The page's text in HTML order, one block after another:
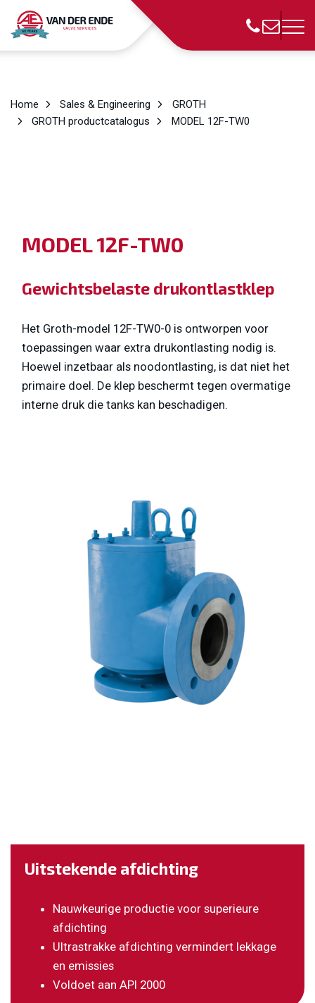
Home Sales & Engineering
GROTH
GROTH productcatalogus
MODEL 12F-TW0
MODEL 12F-TW0
Gewichtsbelaste drukontlastklep
Het Groth-model 12F-TW0-0 is ontworpen voor
toepassingen waar extra drukontlasting nodig is.
Hoewel inzetbaar als noodontlasting, is dat niet het
primaire doel. De klep beschermt tegen overmatige
interne druk die tanks kan beschadigen.
Uitstekende afdichting
Nauwkeurige productie voor superieure
afdichting
Ultrastrakke afdichting vermindert lekkage
en emissies
Voldoet aan API 2000